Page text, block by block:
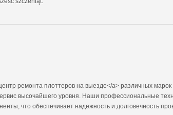
ремонта плоттеров на выезде</a> различных марок
высочайшего уровня. Наши профессиональные
что обеспечивает надежность и долговечность